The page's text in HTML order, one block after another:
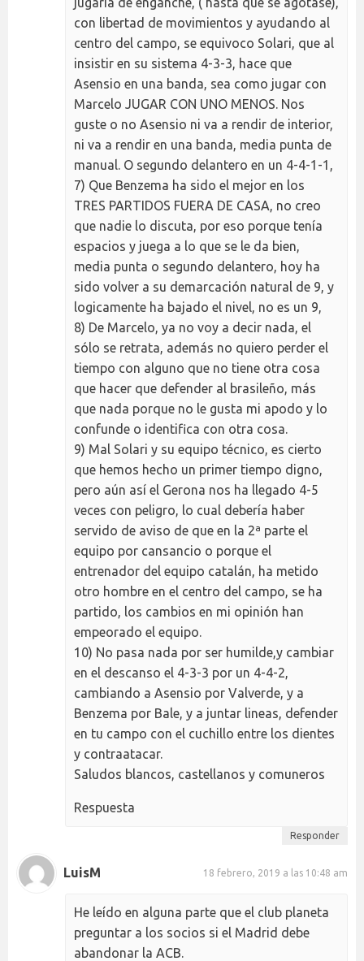
con libertad de movimientos y ayudando al
centro del campo, se equivoco Solari, que al
insistir en su sistema 4-3-3, hace que
Asensio en una banda, sea como jugar con
Marcelo JUGAR CON UNO MENOS. Nos
guste o no Asensio ni va a rendir de interior,
ni va a rendir en una banda, media punta de
manual. O segundo delantero en un 4-4-1-1,
7) Que Benzema ha sido el mejor en los
TRES PARTIDOS FUERA DE CASA, no creo
que nadie lo discuta, por eso porque tenía
espacios y juega a lo que se le da bien,
media punta o segundo delantero, hoy ha
sido volver a su demarcación natural de 9, y
logicamente ha bajado el nivel, no es un 9,
8) De Marcelo, ya no voy a decir nada, el
sólo se retrata, además no quiero perder el
tiempo con alguno que no tiene otra cosa
que hacer que defender al brasileño, más
que nada porque no le gusta mi apodo y lo
confunde o identifica con otra cosa.
9) Mal Solari y su equipo técnico, es cierto
que hemos hecho un primer tiempo digno,
pero aún así el Gerona nos ha llegado 4-5
veces con peligro, lo cual debería haber
servido de aviso de que en la 2ª parte el
equipo por cansancio o porque el
entrenador del equipo catalán, ha metido
otro hombre en el centro del campo, se ha
partido, los cambios en mi opinión han
empeorado el equipo.
10) No pasa nada por ser humilde,y cambiar
en el descanso el 4-3-3 por un 4-4-2,
cambiando a Asensio por Valverde, y a
Benzema por Bale, y a juntar lineas, defender
en tu campo con el cuchillo entre los dientes
y contraatacar.
Saludos blancos, castellanos y comuneros
Respuesta
Responder
LuisM 18 febrero, 2019 a las 10:48 am
He leído en alguna parte que el club planeta
preguntar a los socios si el Madrid debe
abandonar la ACB.